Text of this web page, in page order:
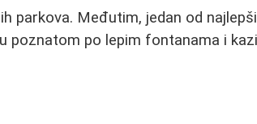
parkova. Međutim, jedan od
poznatom po lepim fontanama i